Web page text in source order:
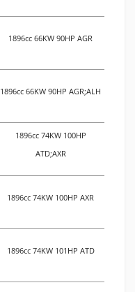
1896cc 66KW 90HP AGR
1896cc 66KW 90HP AGR;ALH
1896cc 74KW 100HP
ATD;AXR
1896cc 74KW 100HP AXR
1896cc 74KW 101HP ATD